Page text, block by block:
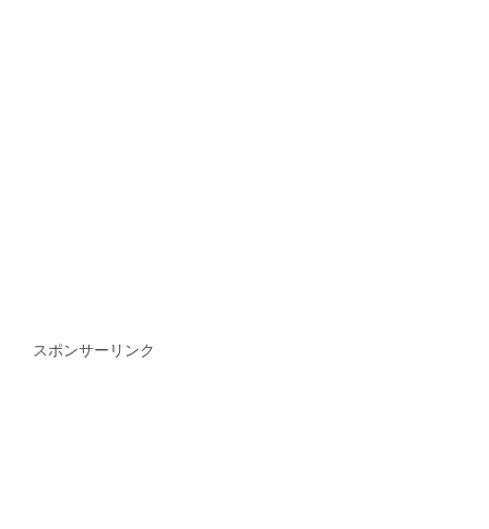
スポンサーリンク